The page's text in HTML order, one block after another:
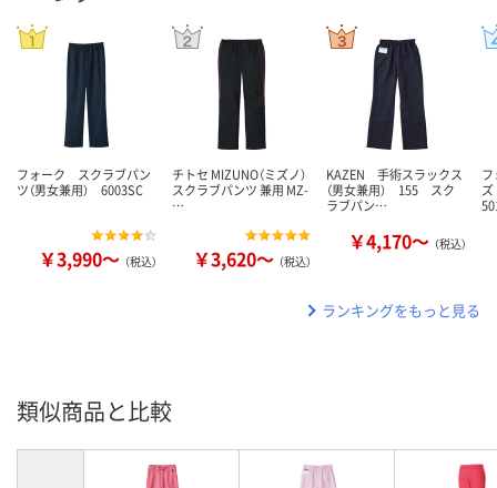
フォーク スクラブパン
ツ（男女兼用） 6003SC
￥3,990～ （税込）
チトセ MIZUNO（ミズノ）
スクラブパンツ 兼用 MZ-
…
￥3,620～ （税込）
KAZEN 手術スラックス
（男女兼用） 155 スク
ラブパン…
￥4,170～ （税込）
ランキングをもっと見る
類似商品と比較